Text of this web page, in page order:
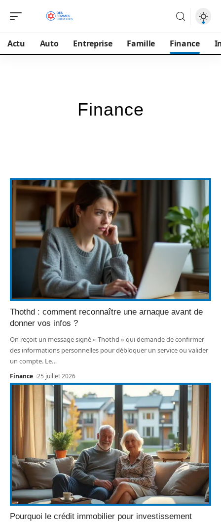
Actu Auto Entreprise Famille Finance
Finance
Thothd : comment reconnaître une arnaque avant de
donner vos infos ?
On reçoit un message signé « Thothd » qui demande de confirmer
des informations personnelles pour débloquer un service ou valider
un compte. Le…
Finance 25 juillet 2026
Pourquoi le crédit immobilier pour investissement